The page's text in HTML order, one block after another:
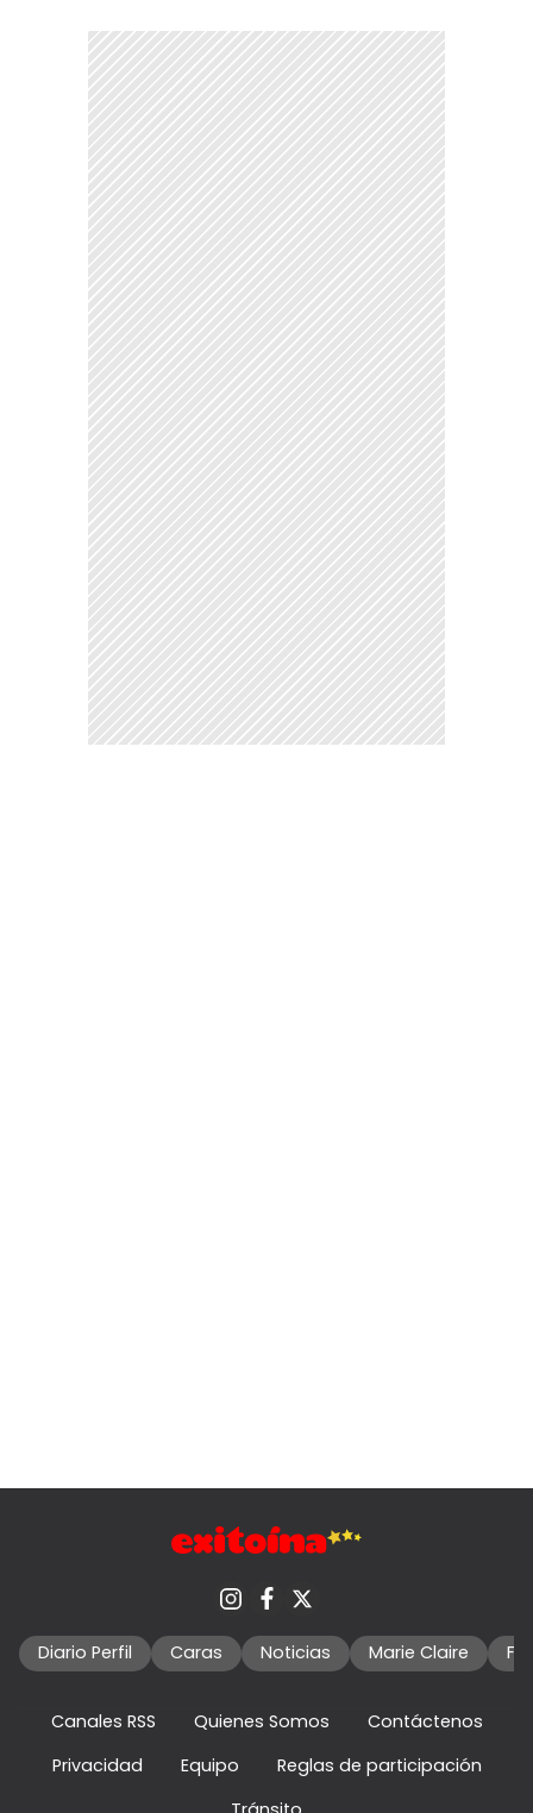
Diario Perfil Caras Noticias Marie Claire
Canales RSS Quienes Somos
Contáctenos
Privacidad
Equipo
Reglas de participación